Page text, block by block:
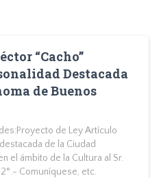
“Cacho”
Destacada
de Buenos
de Ley Artículo
de la Ciudad
el ámbito de la Cultura al Sr.
Comuníquese, etc.